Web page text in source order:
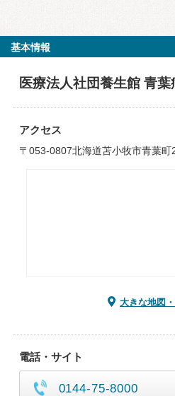
基本情報
医療法人社団養生館 青葉
アクセス
〒053-0807北海道苫小牧市青葉町
大きな地図
電話・サイト
0144-75-8000